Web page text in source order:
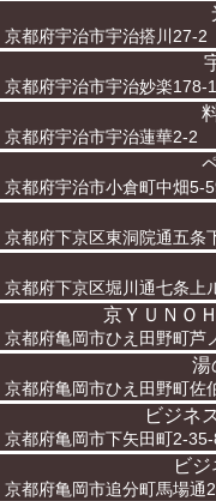
京都府宇治市宇治搭川27-2
京都府宇治市宇治妙楽178-
京都府宇治市宇治蓮華2-2
京都府宇治市小倉町中畑5-
京都府下京区東洞院通五条
京都府下京区堀川通七条上
京ＹＵＮＯ
京都府亀岡市ひえ田野町芦
湯
京都府亀岡市ひえ田野町佐
ビジネ
京都府亀岡市下矢田町2-35-
ビ
京都府亀岡市追分町馬場通